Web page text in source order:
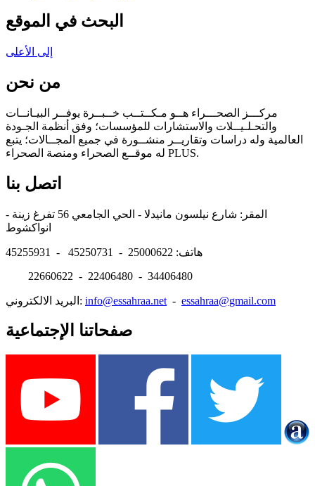
البحث في الموقع
إلى الأعلى
من نحن
مركـــز الصحـــراء هــو مـكــتــب خــبــرة يوفــر البيـانــات
والتحـلـيــلات والاستشارات للمؤسسات؛ وفق أنظمة الجـودة
العالمية وله دراسات وتقاريــر منشــورة في جميع المجــالات؛ يتبع
له موقــع الصحراء ومنصة الصحراء PLUS.
اتصل بنا
المقر: شارع نيلسون مانيدلا - الحي الجامعي 56 تفرغ زينة -
هاتف: 25000622 - 45250731 - 45255931
22660622 - 22406480 - 34406480
البريد الالكتروني: info@essahraa.net - essahraa@gmail.com
صفحاتنا الإجتماعية